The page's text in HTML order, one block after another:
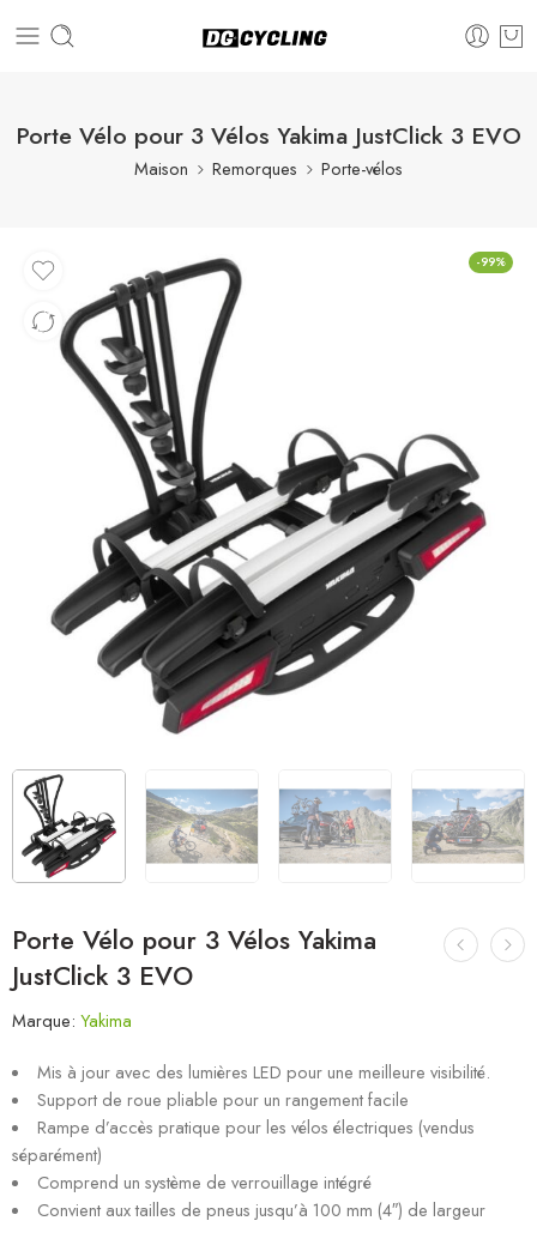
Porte Vélo pour 3 Vélos Yakima JustClick 3 EVO
Maison Remorques Porte-vélos
-99%
Porte Vélo pour 3 Vélos Yakima
JustClick 3 EVO
Marque: Yakima
Mis à jour avec des lumières LED pour une meilleure visibilité.
Support de roue pliable pour un rangement facile
Rampe d’accès pratique pour les vélos électriques (vendus
séparément)
Comprend un système de verrouillage intégré
Convient aux tailles de pneus jusqu’à 100 mm (4″) de largeur